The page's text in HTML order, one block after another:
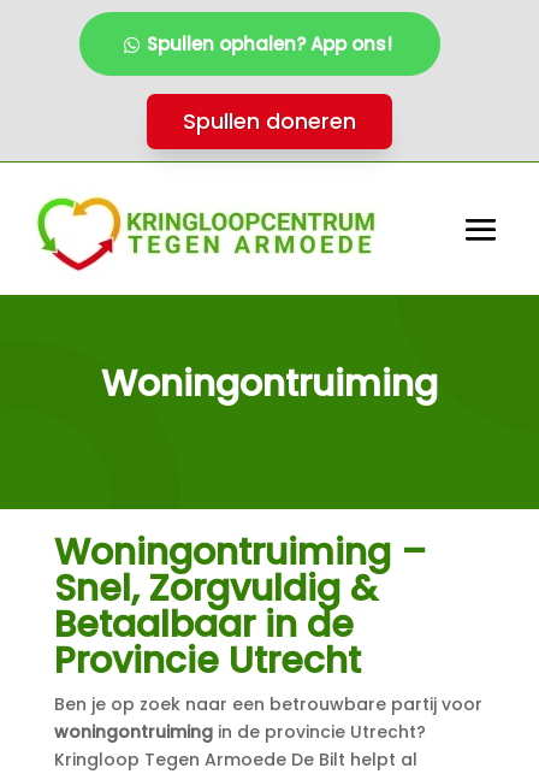
Spullen ophalen? App ons!
Spullen doneren
Woningontruiming
Woningontruiming –
Snel, Zorgvuldig &
Betaalbaar in de
Provincie Utrecht
Ben je op zoek naar een betrouwbare partij voor
woningontruimingin de provincie Utrecht?
Kringloop Tegen Armoede De Bilt helpt al